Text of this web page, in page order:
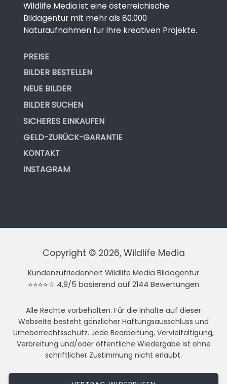
Wildlife Media ist eine österreichische
Bildagentur mit mehr als 80.000
Naturaufnahmen für Ihre kreativen Projekte.
PREISE
BILDER BESTELLEN
NEUE BILDER
BILDER SUCHEN
SICHERES EINKAUFEN
GELD-ZURÜCK-GARANTIE
KONTAKT
INSTAGRAM
Copyright © 2026, Wildlife Media
Kundenzufriedenheit Wildlife Media Bildagentur
⭐⭐⭐⭐☆ 4,9/5 basierend auf 2144 Bewertungen
Alle Rechte vorbehalten. Für die Inhalte auf dieser
Webseite besteht gänzlicher Haftungsausschluss und
Urheberrechtsschutz. Jede Bearbeitung, Vervielfältigung,
Verbreitung und/oder öffentliche Wiedergabe ist ohne
schriftlicher Zustimmung nicht erlaubt.